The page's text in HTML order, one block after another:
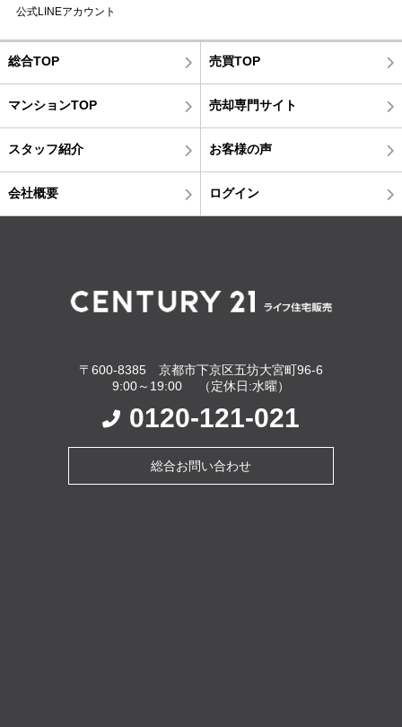
公式LINEアカウント
総合TOP 売買TOP
マンションTOP 売却専門サイト
スタッフ紹介 お客様の声
会社概要 ログイン
〒600-8385 京都市下京区五坊大宮町96-6
9:00～19:00 （定休日:水曜）
0120-121-021
総合お問い合わせ